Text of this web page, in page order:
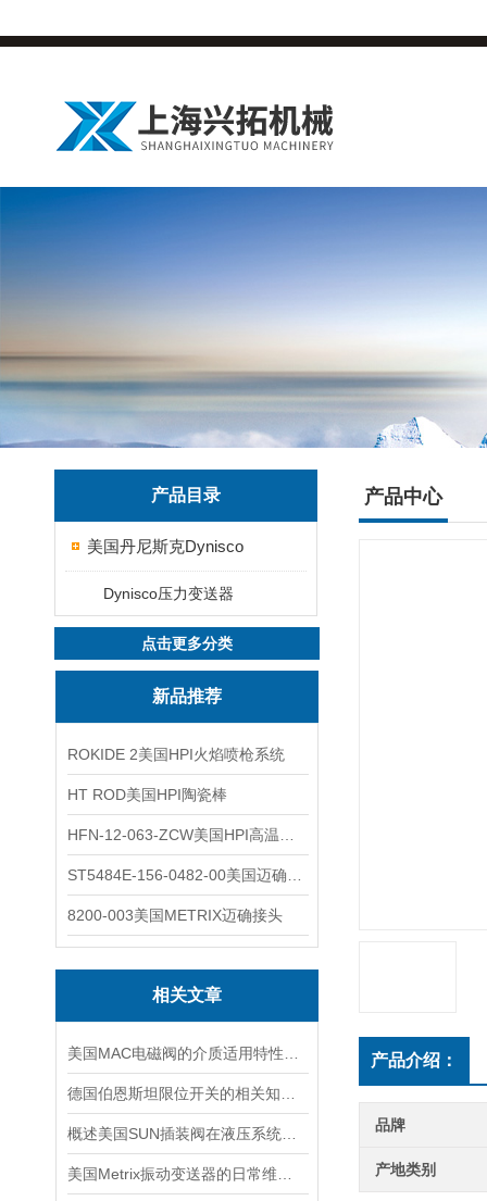
产品目录
美国丹尼斯克Dynisco
Dynisco压力变送器
点击更多分类
新品推荐
ROKIDE 2美国HPI火焰喷枪系统
HT ROD美国HPI陶瓷棒
8200-003美国METRIX迈确接头
相关文章
产品中心
产品介绍：
品牌
产地类别